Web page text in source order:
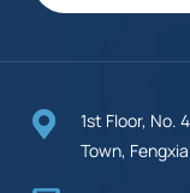
1st Floor, No.
Town,